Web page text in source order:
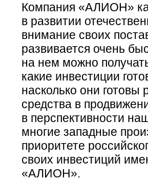
Компания «АЛИОН»
в развитии
внимание своих
развивается очень
на нем можно
какие инвестиции
насколько они готовы
средства в
в перспективности
многие западные
приоритете
своих инвестиций
«АЛИОН».